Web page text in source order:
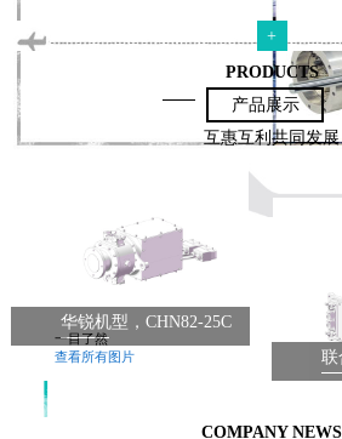
+
PRODUCTS
产品展示
互惠互利共同发展
华锐机型，CHN82-25C
联
一目了然
查看所有图片
COMPANY NEWS